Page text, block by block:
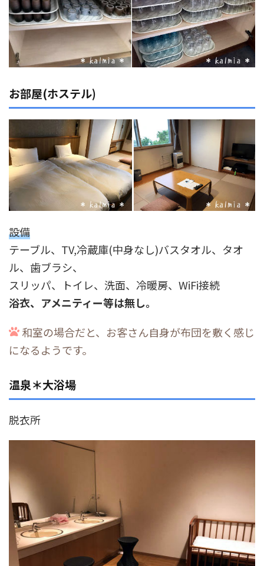
お部屋(ホステル)
設備
テーブル、TV,冷蔵庫(中身なし)バスタオル、タオ
ル、歯ブラシ、
スリッパ、トイレ、洗面、冷暖房、WiFi接続
浴衣、アメニティー等は無し。
和室の場合だと、お客さん自身が布団を敷く感じ
になるようです。
温泉＊大浴場
脱衣所